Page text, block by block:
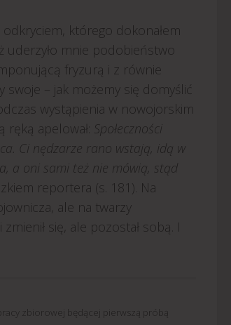
odkryciem, którego dokonałem
uderzyło mnie podobieństwo
fryzurą i z równie
– jak możemy się domyślić
wystąpienia w nowojorskim
apelował: Społeczności
Ci nędzarze rano wstają, idą w
a oni sami też nie mówią, stąd
reportera (s. 181). Na
ale na twarzy
się, ale pozostał sobą. I
zbiorowej będącej pierwszą próbą